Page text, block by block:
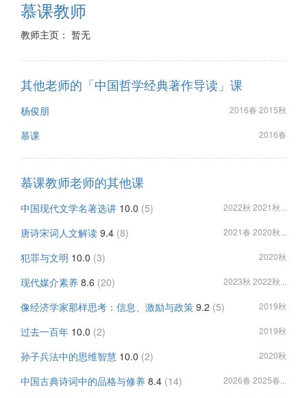
慕课教师
教师主页： 暂无
其他老师的「中国哲学经典著作导读」课
杨俊朋 2016春 2015秋
慕课 2016春
慕课教师老师的其他课
中国现代文学名著选讲 10.0 (5) 2022秋 2021秋...
唐诗宋词人文解读 9.4 (8) 2021春 2020秋...
犯罪与文明 10.0 (3) 2020秋
现代媒介素养 8.6 (20) 2023秋 2022秋...
像经济学家那样思考：信息、激励与政策 9.2 (5) 2019秋
过去一百年 10.0 (2) 2019秋
孙子兵法中的思维智慧 10.0 (2) 2020秋
中国古典诗词中的品格与修养 8.4 (14) 2026春 2025春...